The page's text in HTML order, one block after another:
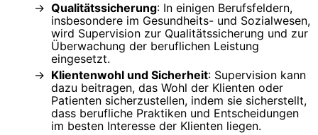
Qualitätssicherung: In einigen Berufsfeldern,
insbesondere im Gesundheits- und Sozialwesen,
wird Supervision zur Qualitätssicherung und zur
Überwachung der beruflichen Leistung
eingesetzt.
Klientenwohl und Sicherheit: Supervision kann
dazu beitragen, das Wohl der Klienten oder
Patienten sicherzustellen, indem sie sicherstellt,
dass berufliche Praktiken und Entscheidungen
im besten Interesse der Klienten liegen.